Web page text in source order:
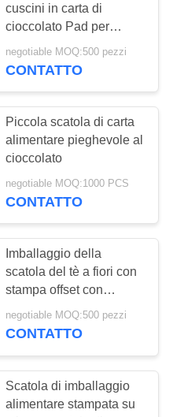
Box
di
colori
8
cuscini in carta di
cioccolato Pad per
caramelle cibo - grado
negotiable MOQ:500 pezzi
CONTATTO
Piccola scatola di carta
alimentare pieghevole al
cioccolato
negotiable MOQ:1000 PCS
CONTATTO
Imballaggio della
scatola del tè a fiori con
stampa offset con
dimensioni
personalizzate
negotiable MOQ:500 pezzi
CONTATTO
Scatola di imballaggio
alimentare stampata su